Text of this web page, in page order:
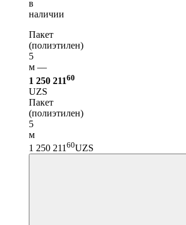
в
наличии
Пакет
(полиэтилен)
5
м —
1 250 21160
UZS
Пакет
(полиэтилен)
5
м
1 250 211 60UZS